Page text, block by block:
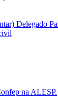
na ALESP.